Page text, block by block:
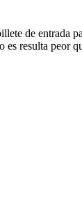
de entrada
resulta peor